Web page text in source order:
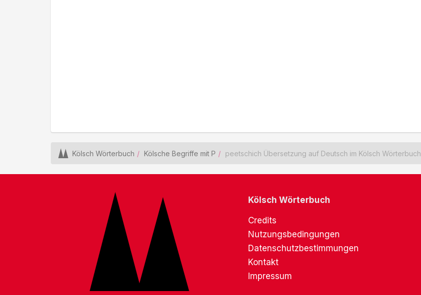
Kölsch Wörterbuch Kölsche Begriffe mit P peetschich Übersetzung auf Deutsch im Kölsch Wörterbuch
Kölsch Wörterbuch
Credits
Nutzungsbedingungen
Datenschutzbestimmungen
Kontakt
Impressum